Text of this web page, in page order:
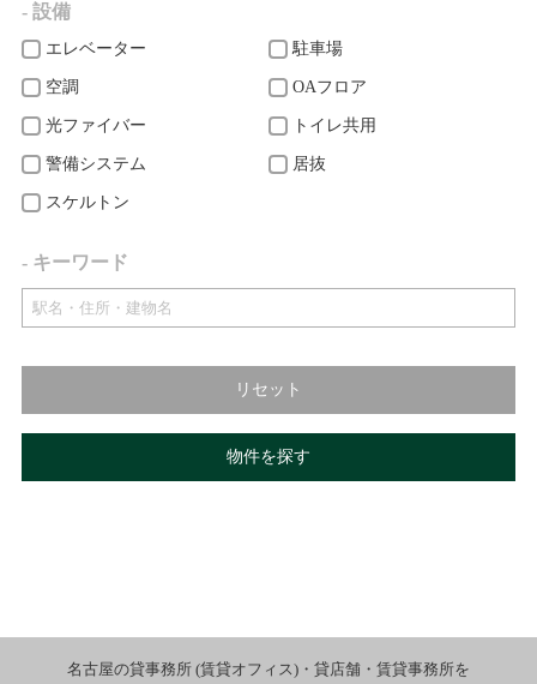
- 設備
エレベーター 駐車場
空調 OAフロア
光ファイバー トイレ共用
警備システム 居抜
スケルトン
- キーワード
リセット
物件を探す
名古屋の貸事務所 (賃貸オフィス)・貸店舗・賃貸事務所を